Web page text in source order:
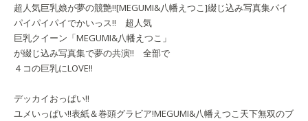
超人気巨乳娘が夢の競艶!![MEGUMI&八幡えつこ]綴じ込み写真集パイ
パイパイパイでかいっス!! 超人気
巨乳クイーン「MEGUMI&八幡えつこ」
が綴じ込み写真集で夢の共演!! 全部で
４コの巨乳にLOVE!!
デッカイおっぱい!!
ユメいっぱい!!表紙＆巻頭グラビア!MEGUMI&八幡えつこ 天下無双のブ